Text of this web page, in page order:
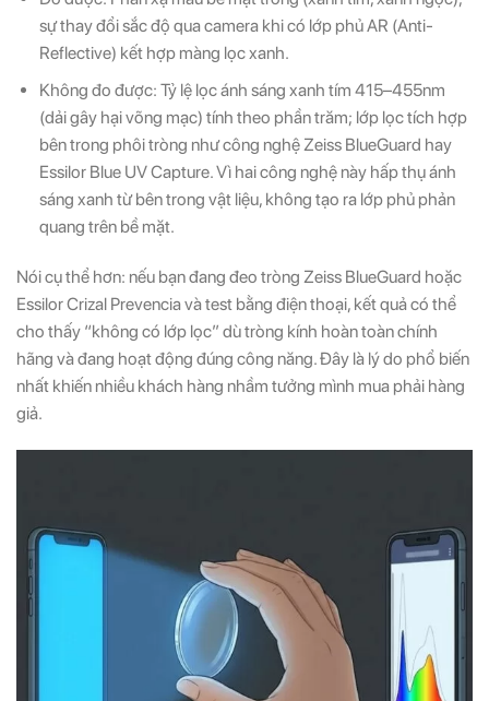
sự thay đổi sắc độ qua camera khi có lớp phủ AR (Anti-
Reflective) kết hợp màng lọc xanh.
Không đo được: Tỷ lệ lọc ánh sáng xanh tím 415–455nm
(dải gây hại võng mạc) tính theo phần trăm; lớp lọc tích hợp
bên trong phôi tròng như công nghệ Zeiss BlueGuard hay
Essilor Blue UV Capture. Vì hai công nghệ này hấp thụ ánh
sáng xanh từ bên trong vật liệu, không tạo ra lớp phủ phản
quang trên bề mặt.
Nói cụ thể hơn: nếu bạn đang đeo tròng Zeiss BlueGuard hoặc
Essilor Crizal Prevencia và test bằng điện thoại, kết quả có thể
cho thấy “không có lớp lọc” dù tròng kính hoàn toàn chính
hãng và đang hoạt động đúng công năng. Đây là lý do phổ biến
nhất khiến nhiều khách hàng nhầm tưởng mình mua phải hàng
giả.